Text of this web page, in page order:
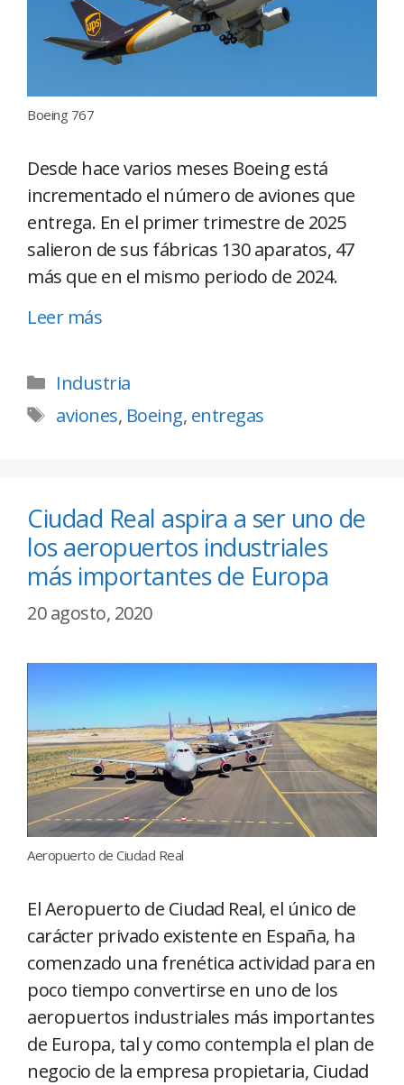
Boeing 767
Desde hace varios meses Boeing está
incrementado el número de aviones que
entrega. En el primer trimestre de 2025
salieron de sus fábricas 130 aparatos, 47
más que en el mismo periodo de 2024.
Leer más
Industria
aviones, Boeing, entregas
Ciudad Real aspira a ser uno de
los aeropuertos industriales
más importantes de Europa
20 agosto, 2020
Aeropuerto de Ciudad Real
El Aeropuerto de Ciudad Real, el único de
carácter privado existente en España, ha
comenzado una frenética actividad para en
poco tiempo convertirse en uno de los
aeropuertos industriales más importantes
de Europa, tal y como contempla el plan de
negocio de la empresa propietaria, Ciudad